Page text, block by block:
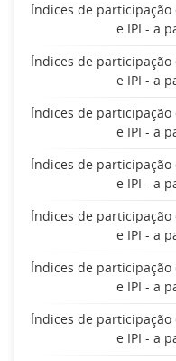
Índices de participação
e IPI - a
Índices de participação
e IPI - a
Índices de participação
e IPI - a
Índices de participação
e IPI - a
Índices de participação
e IPI - a
Índices de participação
e IPI - a
Índices de participação
e IPI - a